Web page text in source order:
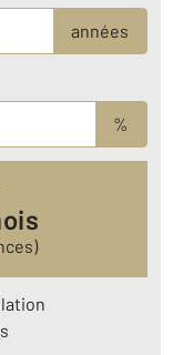
années
%